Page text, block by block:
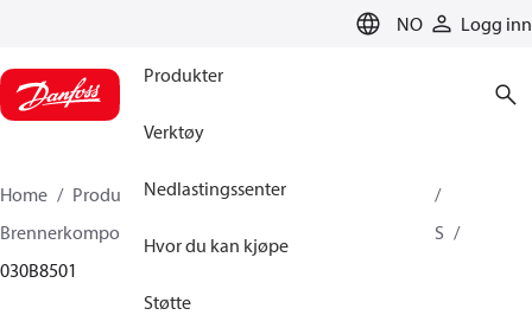
NO Logg inn
Produkter
Verktøy
Nedlastingssenter
Hvor du kan kjøpe
Støtte
Home Produkter
Klimaløsninger for oppvarming
Brennerkomponenter
OD B / OD H / OD S
030B8501